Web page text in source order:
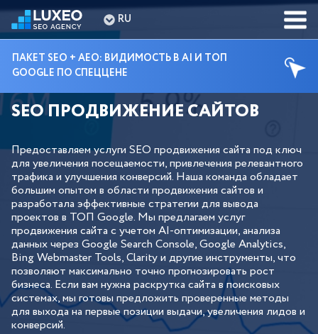
RU
ПАКЕТ SEO + AEO: ВИДИМОСТЬ В AI И ТОП
GOOGLE ПО СПЕЦЦЕНЕ
SEO ПРОДВИЖЕНИЕ САЙТОВ
Предоставляем услуги SEO продвижения сайта под ключ
для увеличения посещаемости, привлечения релевантного
трафика и улучшения конверсий. Наша команда обладает
большим опытом в области продвижения сайтов и
разработала эффективные стратегии для вывода
проектов в ТОП Google. Мы предлагаем услуг
продвижения сайта с учетом AI-оптимизации, анализа
данных через Google Search Console, Google Analytics,
Bing Webmaster Tools, Clarity и другие инструменты, что
позволяют максимально точно прогнозировать рост
бизнеса. Если вам нужна раскрутка сайта в поисковых
системах, мы готовы предложить проверенные методы
для выхода на первые позиции выдачи, увеличения лидов и
конверсий.